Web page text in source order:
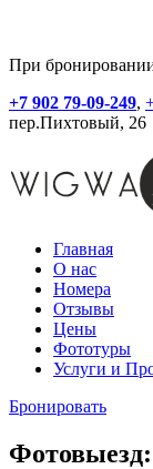
При
+7 902 79-09-249,
пер.Пихтовый, 26
Главная
О нас
Номера
Отзывы
Цены
Фототуры
Услуги и
Бронировать